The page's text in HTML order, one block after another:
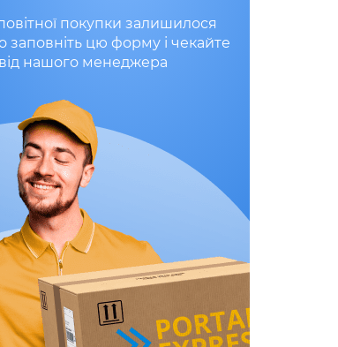
покупки залишилося
заповніть цю форму і чекайте
нашого менеджера